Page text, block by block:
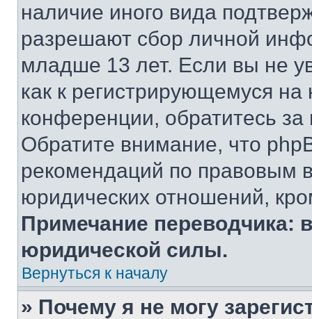
наличие иного вида
разрешают сбор личной
младше 13 лет. Если вы не
как к регистрирующемуся
конференции, обратитесь
Обратите внимание, что
рекомендаций по правовым
юридических отношений,
Примечание переводчика:
юридической силы.
Вернуться к началу
» Почему я не могу